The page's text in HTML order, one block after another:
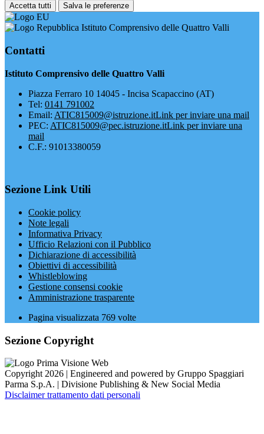
Accetta tutti Salva le preferenze
Istituto Comprensivo delle Quattro Valli
Contatti
Istituto Comprensivo delle Quattro Valli
Piazza Ferraro 10 14045 - Incisa Scapaccino (AT)
Tel: 0141 791002
Email: ATIC815009@istruzione.itLink per inviare una mail
PEC: ATIC815009@pec.istruzione.itLink per inviare una
mail
C.F.: 91013380059
Sezione Link Utili
Cookie policy
Note legali
Informativa Privacy
Ufficio Relazioni con il Pubblico
Dichiarazione di accessibilità
Obiettivi di accessibilità
Whistleblowing
Gestione consensi cookie
Amministrazione trasparente
Pagina visualizzata 769 volte
Sezione Copyright
Copyright 2026 | Engineered and powered by Gruppo Spaggiari
Parma S.p.A. | Divisione Publishing & New Social Media
Disclaimer trattamento dati personali